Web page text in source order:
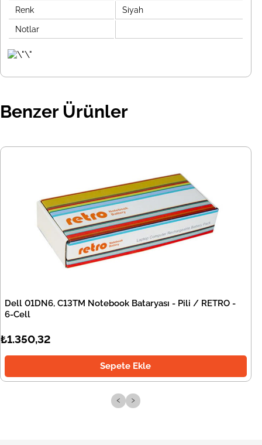
Renk Siyah
Notlar
Benzer Ürünler
Dell 01DN6, C13TM Notebook Bataryası - Pili / RETRO -
6-Cell
₺1.350,32
Sepete Ekle
‹ ›